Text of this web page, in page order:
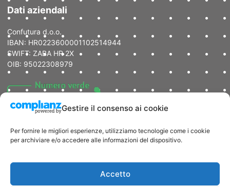
Gestire il consenso ai cookie
Per fornire le migliori esperienze, utilizziamo tecnologie come i cookie
per archiviare e/o accedere alle informazioni del dispositivo.
Accetto
Dati aziendali
Confutura d.o.o.
IBAN: HR0223600001102514944
SWIFT: ZABA HR 2X
OIB: 95022308979
Copyright © 2024 DentiCroazia|Dichiarazione della privacy|
Politica della Qualità |
d’Uso